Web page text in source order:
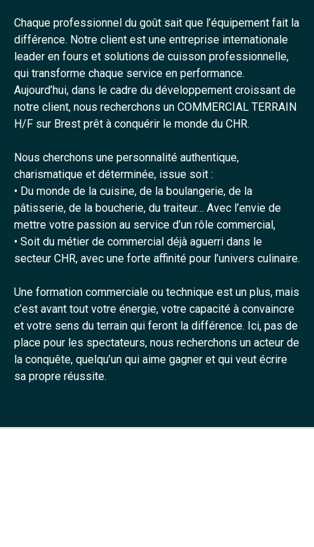
Chaque professionnel du goût sait que l’équipement fait la
différence. Notre client est une entreprise internationale
leader en fours et solutions de cuisson professionnelle,
qui transforme chaque service en performance.
Aujourd’hui, dans le cadre du développement croissant de
notre client, nous recherchons un COMMERCIAL TERRAIN
H/F sur Brest prêt à conquérir le monde du CHR.
Nous cherchons une personnalité authentique,
charismatique et déterminée, issue soit :
• Du monde de la cuisine, de la boulangerie, de la
pâtisserie, de la boucherie, du traiteur… Avec l’envie de
mettre votre passion au service d’un rôle commercial,
• Soit du métier de commercial déjà aguerri dans le
secteur CHR, avec une forte affinité pour l’univers culinaire.
Une formation commerciale ou technique est un plus, mais
c’est avant tout votre énergie, votre capacité à convaincre
et votre sens du terrain qui feront la différence. Ici, pas de
place pour les spectateurs, nous recherchons un acteur de
la conquête, quelqu’un qui aime gagner et qui veut écrire
sa propre réussite.